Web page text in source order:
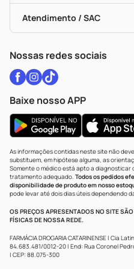
Bulas De A A Z
Políticas De Marketplace
Autoteste Covid-19
Vacinas
Certificado De Segurança
Portal Da Privacidade
Atendimento / SAC
WhatsApp (47) 9202-1687
Nossas redes sociais
Baixe nosso APP
As informações contidas neste site não
substituem, em hipótese alguma, as
Somente o médico está apto a
tratamento adequado. Todos os pedidos
disponibilidade de produto em nosso
pode levar até dois dias úteis dependendo
OS PREÇOS APRESENTADOS NO SITE
FÍSICAS DE NOSSA REDE.
FARMÁCIA DROGARIA CATARINENSE | Cia
84.683.481/0012-20 | End: Rua Coronel
| CEP: 88.075-300